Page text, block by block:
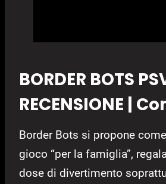
BORDER BOTS
RECENSIONE |
Border Bots si propone
gioco “per la famiglia”,
dose di divertimento